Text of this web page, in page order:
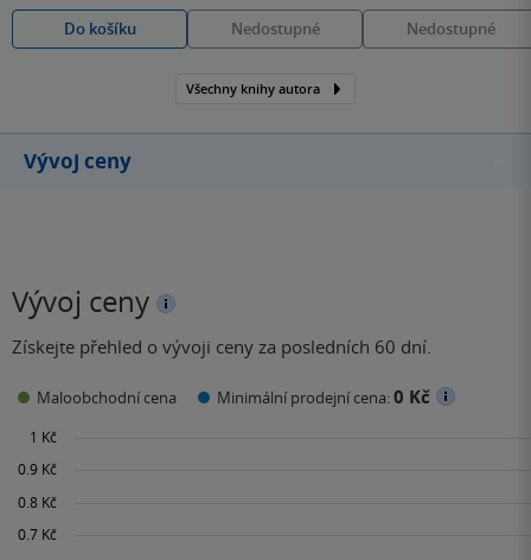
Do košíku Nedostupné Nedostupné
Všechny knihy autora
Vývoj ceny
Vývoj ceny
Získejte přehled o vývoji ceny za posledních 60 dní.
Maloobchodní cena Minimální prodejní cena:0 Kč